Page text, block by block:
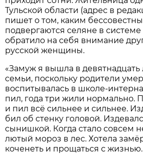
Тульской области (адрес в
пишет о том, каким
подвергаются селяне в
обратило на себя внимание
русской женщины.
«Замуж я вышла в девятнадцать
семьи, поскольку родители
воспитывалась в школе-
пил, года три жили нормально.
и пил всё сильнее и сильнее.
бил об стенку головой.
сынишкой. Когда стало совсем
лютый мороз в лес. Хотела
коченеть и прощаться с